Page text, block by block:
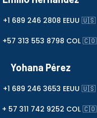
+1 689 246 2808 EEUU 🇺🇸
+57 313 553 8798 COL 🇨🇴
Yohana Pérez
+1 689 246 3653 EEUU 🇺🇸
+ 57 311 742 9252 COL 🇨🇴